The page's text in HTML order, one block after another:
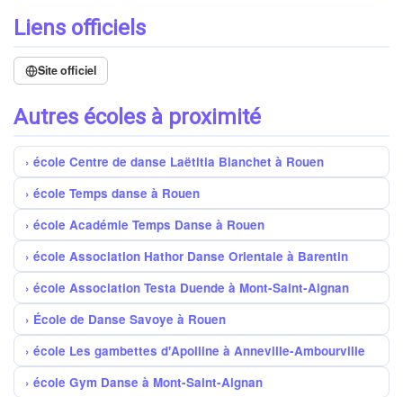
Liens officiels
Site officiel
Autres écoles à proximité
école ​Centre de danse Laëtitia Blanchet à Rouen
école Temps danse à Rouen
école Académie Temps Danse à Rouen
école Association Hathor Danse Orientale à Barentin
école Association Testa Duende à Mont-Saint-Aignan
École de Danse Savoye à Rouen
école Les gambettes d'Apolline à Anneville-Ambourville
école Gym Danse à Mont-Saint-Aignan